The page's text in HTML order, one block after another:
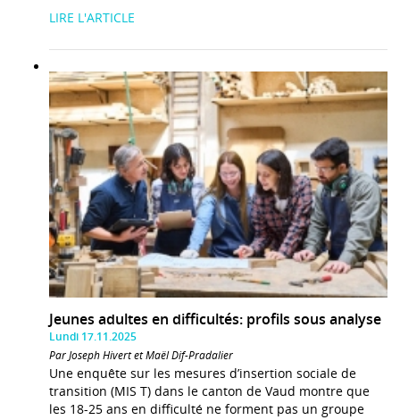
LIRE L'ARTICLE
Jeunes adultes en difficultés: profils sous analyse
Lundi 17.11.2025
Par Joseph Hivert et Maël Dif-Pradalier
Une enquête sur les mesures d’insertion sociale de
transition (MIS T) dans le canton de Vaud montre que
les 18-25 ans en difficulté ne forment pas un groupe